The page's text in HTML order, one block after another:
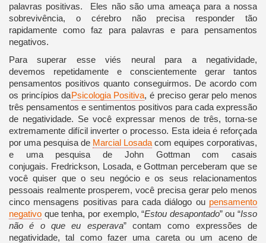
palavras positivas. Eles não são uma ameaça para a nossa
sobrevivência, o cérebro não precisa responder tão
rapidamente como faz para palavras e para pensamentos
negativos.
Para superar esse viés neural para a negatividade,
devemos repetidamente e conscientemente gerar tantos
pensamentos positivos quanto conseguirmos. De acordo com
os princípios daPsicologia Positiva, é preciso gerar pelo menos
três pensamentos e sentimentos positivos para cada expressão
de negatividade. Se você expressar menos de três, torna-se
extremamente difícil inverter o processo. Esta ideia é reforçada
por uma pesquisa de Marcial Losada com equipes corporativas,
e uma pesquisa de John Gottman com casais
conjugais. Fredrickson, Losada, e Gottman perceberam que se
você quiser que o seu negócio e os seus relacionamentos
pessoais realmente prosperem, você precisa gerar pelo menos
cinco mensagens positivas para cada diálogo ou pensamento
negativoque tenha, por exemplo, “Estou desapontado” ou “Isso
não é o que eu esperava” contam como expressões de
negatividade, tal como fazer uma careta ou um aceno de